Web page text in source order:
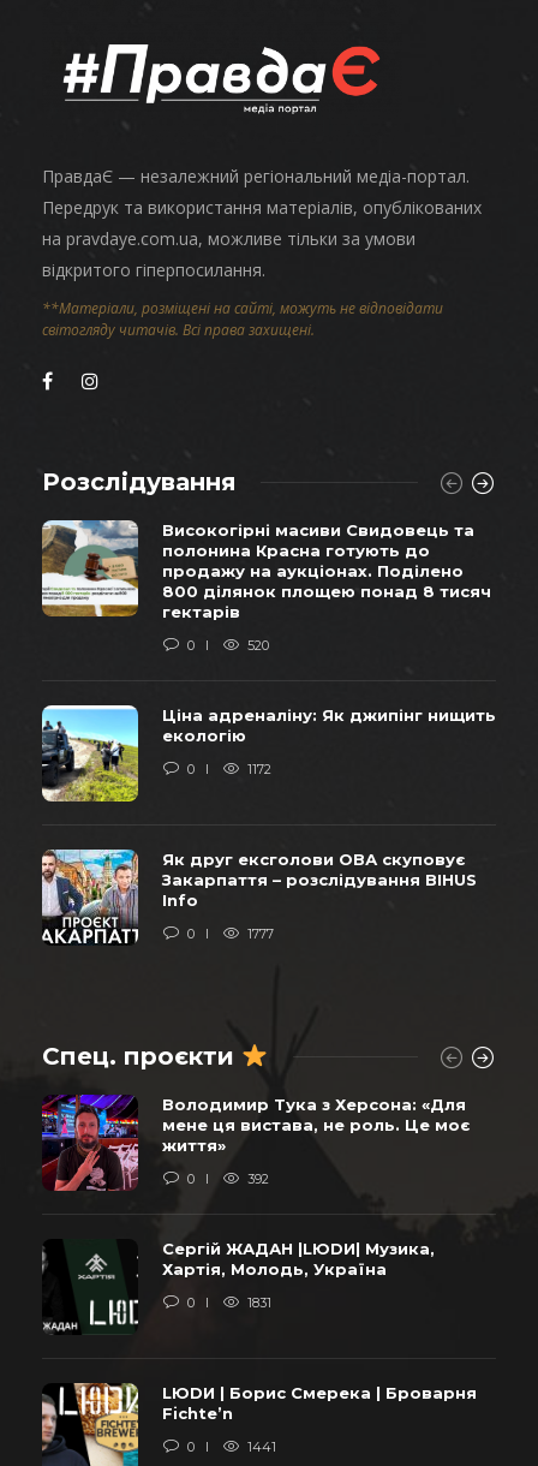
ПравдаЄ — незалежний регіональний медіа-портал.
Передрук та використання матеріалів, опублікованих
на pravdaye.com.ua, можливе тільки за умови
відкритого гіперпосилання.
**Матеріали, розміщені на сайті, можуть не відповідати
світогляду читачів. Всі права захищені.
Розслідування
Високогірні масиви Свидовець та
полонина Красна готують до
продажу на аукціонах. Поділено
800 ділянок площею понад 8 тисяч
гектарів
0 520
Ціна адреналіну: Як джипінг нищить
екологію
0 1172
Як друг ексголови ОВА скуповує
Закарпаття – розслідування BIHUS
Info
0 1777
Спец. проєкти
Володимир Тука з Херсона: «Для
мене ця вистава, не роль. Це моє
життя»
0 392
Сергій ЖАДАН |LЮDИ| Музика,
Хартія, Молодь, Україна
0 1831
LЮDИ | Борис Смерека | Броварня
Fichte’n
0 1441